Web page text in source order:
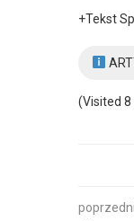
+Tekst
(Visited